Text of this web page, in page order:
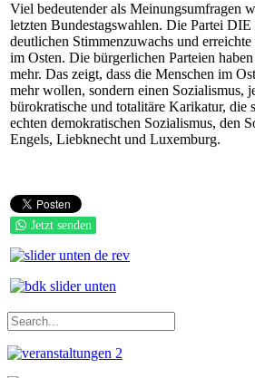
Viel bedeutender als Meinungsumfragen
letzten Bundestagswahlen. Die Partei
deutlichen Stimmenzuwachs und
im Osten. Die bürgerlichen Parteien
mehr. Das zeigt, dass die Menschen im
mehr wollen, sondern einen Sozialismus,
bürokratische und totalitäre Karikatur, die
echten demokratischen Sozialismus, den
Engels, Liebknecht und Luxemburg.
Jetzt senden